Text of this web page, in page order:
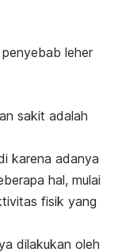
leher
sakit adalah
karena adanya
hal, mulai
fisik yang
dilakukan oleh